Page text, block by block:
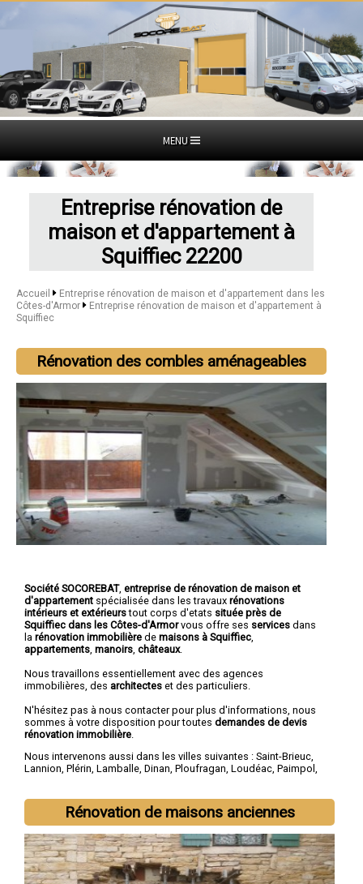
MENU
Entreprise rénovation de
maison et d'appartement à
Squiffiec 22200
Accueil
Entreprise rénovation de maison et d'appartement dans les
Côtes-d'Armor
Entreprise rénovation de maison et d'appartement à
Squiffiec
Rénovation des combles aménageables
Société SOCOREBAT, entreprise de rénovation de maison et
d'appartement spécialisée dans les travaux rénovations
intérieurs et extérieurstout corps d'etats située près de
Squiffiec dans les Côtes-d'Armorvous offre ses services dans
la rénovation immobilière de maisons à Squiffiec
appartements manoirs châteaux.
Nous travaillons essentiellement avec des agences
immobilières, des architectes et des particuliers.
N'hésitez pas à nous contacter pour plus d'informations, nous
sommes à votre disposition pour toutes demandes de devis
rénovation immobilière
Nous intervenons aussi dans les villes suivantes : Saint-Brieuc,
Lannion, Plérin, Lamballe, Dinan, Ploufragan, Loudéac, Paimpol ,
Rénovation de maisons anciennes